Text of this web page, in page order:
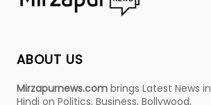
ABOUT US
Mirzapurnews.com brings Latest News in
Hindi on Politics, Business, Bollywood,